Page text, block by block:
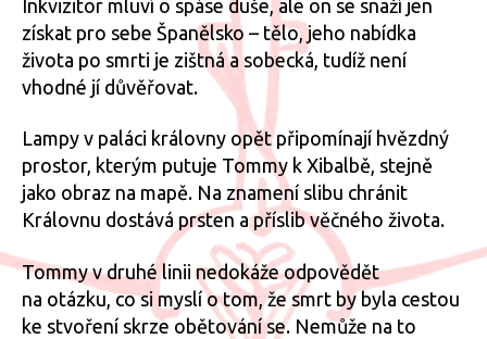
Inkvizitor mluví o spáse duše, ale on se snaží jen
získat pro sebe Španělsko – tělo, jeho nabídka
života po smrti je zištná a sobecká, tudíž není
vhodné jí důvěřovat.
Lampy v paláci královny opět připomínají hvězdný
prostor, kterým putuje Tommy k Xibalbě, stejně
jako obraz na mapě. Na znamení slibu chránit
Královnu dostává prsten a příslib věčného života.
Tommy v druhé linii nedokáže odpovědět
na otázku, co si myslí o tom, že smrt by byla cestou
ke stvoření skrze obětování se. Nemůže na to